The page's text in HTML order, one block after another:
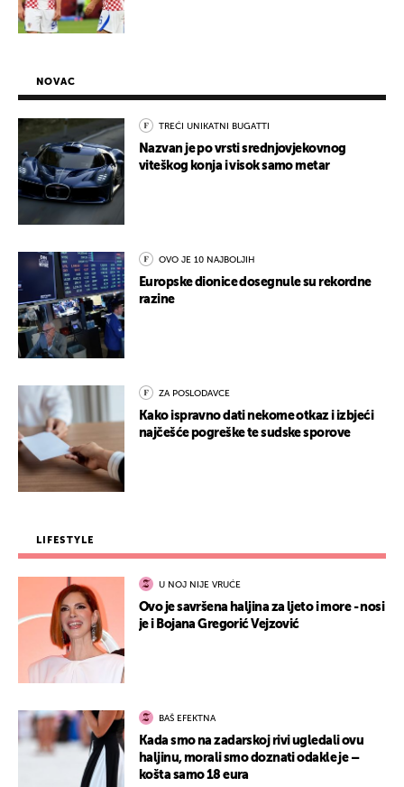
NOVAC
TREĆI UNIKATNI BUGATTI
Nazvan je po vrsti srednjovjekovnog
viteškog konja i visok samo metar
OVO JE 10 NAJBOLJIH
Europske dionice dosegnule su rekordne
razine
ZA POSLODAVCE
Kako ispravno dati nekome otkaz i izbjeći
najčešće pogreške te sudske sporove
LIFESTYLE
U NOJ NIJE VRUĆE
Ovo je savršena haljina za ljeto i more - nosi
je i Bojana Gregorić Vejzović
BAŠ EFEKTNA
Kada smo na zadarskoj rivi ugledali ovu
haljinu, morali smo doznati odakle je –
košta samo 18 eura